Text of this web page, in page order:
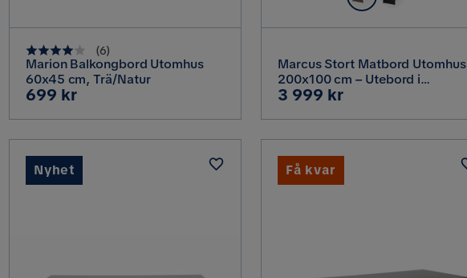
(6)
Marion Balkongbord Utomhus
60x45 cm, Trä/Natur
Pris
699 kr
Marcus Stort Matbord Utomhus
200x100 cm – Utebord i
konstrotting med glasskiva för
Pris
3 999 kr
Nyhet Få kvar